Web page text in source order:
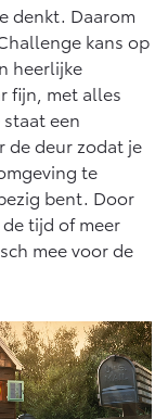
BTW)
BATTERIJ-
denkt. Daarom
kans op
heerlijke
fijn, met alles
een
de deur zodat je
te
bent. Door
tijd of meer
mee voor de